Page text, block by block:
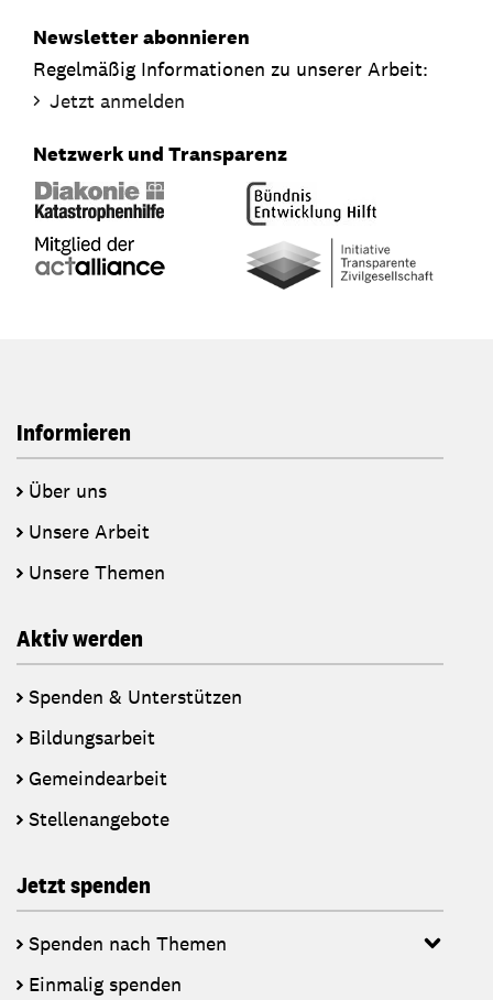
Newsletter abonnieren
Regelmäßig Informationen zu unserer Arbeit:
Jetzt anmelden
Netzwerk und Transparenz
Informieren
Über uns
Unsere Arbeit
Unsere Themen
Aktiv werden
Spenden & Unterstützen
Bildungsarbeit
Gemeindearbeit
Stellenangebote
Jetzt spenden
Spenden nach Themen
Einmalig spenden